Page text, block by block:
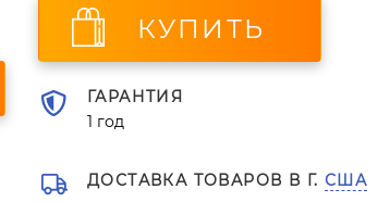
КУПИТЬ
ГАРАНТИЯ
1 год
ДОСТАВКА ТОВАРОВ В Г. США